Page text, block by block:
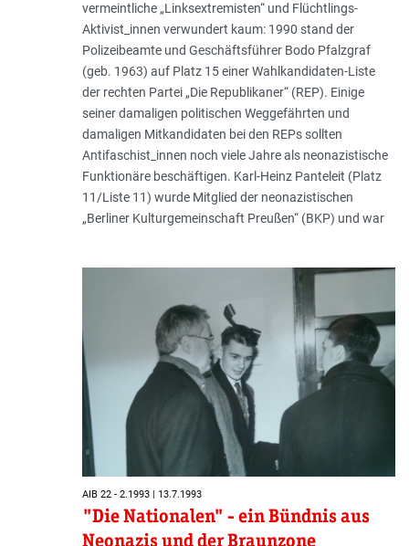
vermeintliche „Linksextremisten“ und Flüchtlings-
Aktivist_innen verwundert kaum: 1990 stand der
Polizeibeamte und Geschäftsführer Bodo Pfalzgraf
(geb. 1963) auf Platz 15 einer Wahlkandidaten-Liste
der rechten Partei „Die Republikaner“ (REP). Einige
seiner damaligen politischen Weggefährten und
damaligen Mitkandidaten bei den REPs sollten
Antifaschist_innen noch viele Jahre als neonazistische
Funktionäre beschäftigen. Karl-Heinz Panteleit (Platz
11/Liste 11) wurde Mitglied der neonazistischen
„Berliner Kulturgemeinschaft Preußen“ (BKP) und war
AIB 22 - 2.1993 | 13.7.1993
"Die Nationalen" - ein Bündnis aus
Neonazis und der Braunzone